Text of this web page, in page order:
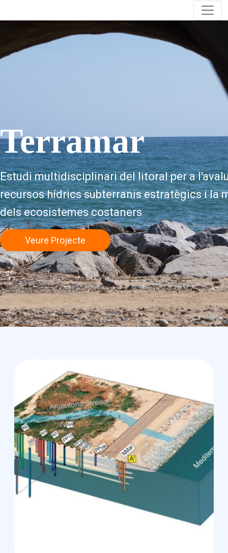
Terramar
Estudi multidisciplinari del litoral per a
recursos hídrics subterranis estratègics i la
dels ecosistemes costaners
Veure Projecte